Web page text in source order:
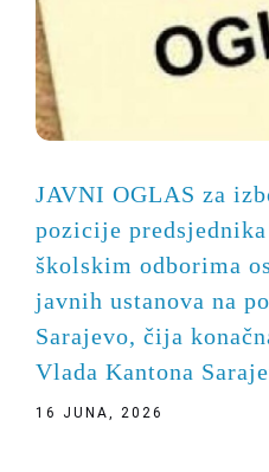
JAVNI OGLAS za
pozicije
školskim odborima
javnih ustanova na
Sarajevo, čija
Vlada Kantona
16 JUNA, 2026